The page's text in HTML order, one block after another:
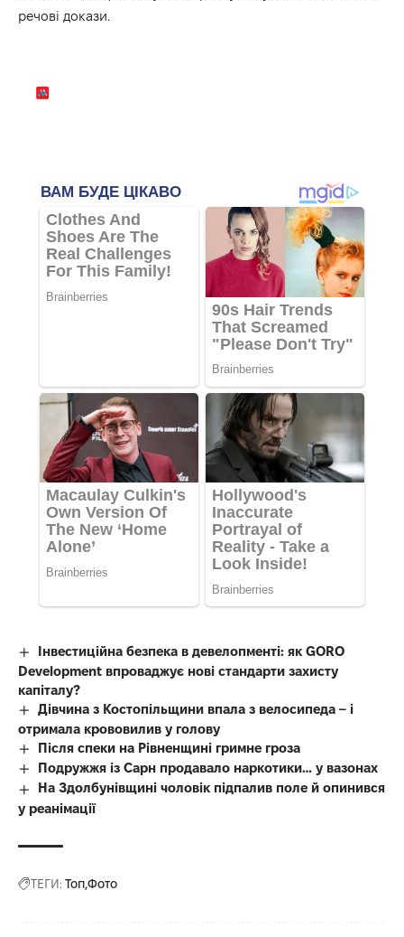
речові докази.
Інвестиційна безпека в девелопменті: як GORO
Development впроваджує нові стандарти захисту
капіталу?
Дівчина з Костопільщини впала з велосипеда – і
отримала крововилив у голову
Після спеки на Рівненщині гримне гроза
Подружжя із Сарн продавало наркотики… у вазонах
На Здолбунівщині чоловік підпалив поле й опинився
у реанімації
ТЕГИ: ТопФото